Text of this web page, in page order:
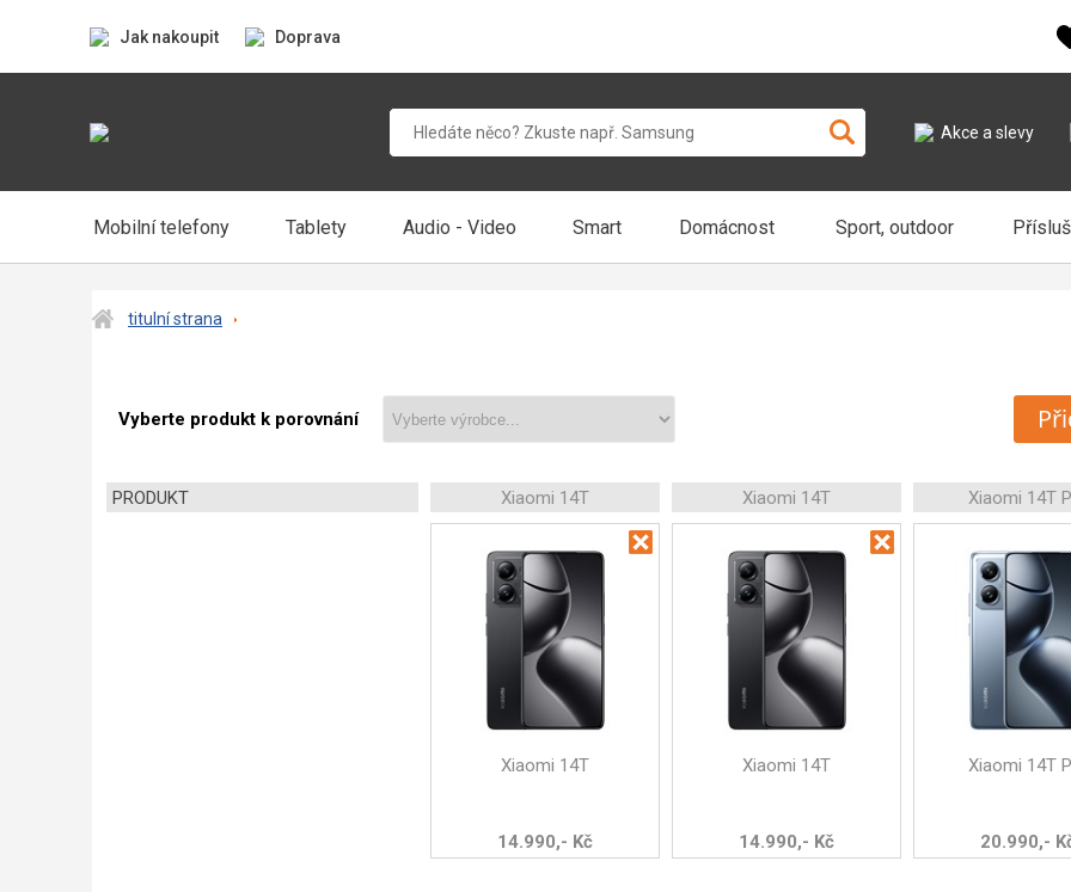
Jak nakoupit Doprava
Akce a slevy
Mobilní telefony Tablety Audio - Video Smart Domácnost Sport, outdoor
titulní strana
Vyberte produkt k porovnání
PRODUKT Xiaomi 14T Xiaomi 14T Xiaomi 14T
Xiaomi 14T
14.990,- Kč
Xiaomi 14T
14.990,- Kč
Xiaomi 14T
20.990,-